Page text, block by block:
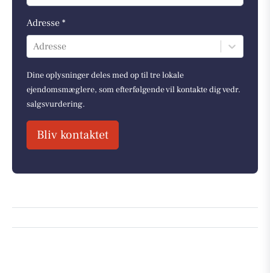
Adresse *
Adresse
Dine oplysninger deles med op til tre lokale
ejendomsmæglere, som efterfølgende vil kontakte dig vedr.
salgsvurdering.
Bliv kontaktet